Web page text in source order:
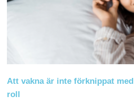
Att vakna är inte förknippat
roll